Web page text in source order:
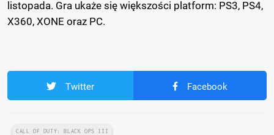
listopada. Gra ukaże się większości platform: PS3, PS4,
X360, XONE oraz PC.
Twitter Facebook
CALL OF DUTY: BLACK OPS III